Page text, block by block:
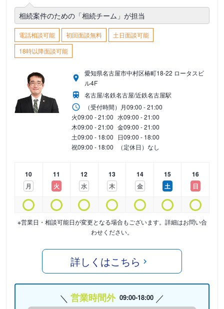
相続案件のための「相続チーム」が担当
電話相談可能 初回面談無料
土日面談可能
18時以降面談可能
愛知県名古屋市中村区椿町18-22 ロータスビ
ル4F
名古屋/名鉄名古屋/近鉄名古屋駅
（受付時間） 月09:00 - 21:00
火09:00 - 21:00 水09:00 - 21:00
木09:00 - 21:00 金09:00 - 21:00
土09:00 - 18:00 日09:00 - 18:00
祝09:00 - 18:00 （定休日）なし
10
月
11
火
12
水
13
木
14
金
15
土
16
日
※営業日・相談可能日が変更となる場合もございます。詳細はお問い合
わせください。
詳しくはこちら
営業時間外 09:00-18:00